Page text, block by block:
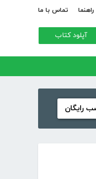
راهنما تماس با ما
آپلود کتاب
رایگان